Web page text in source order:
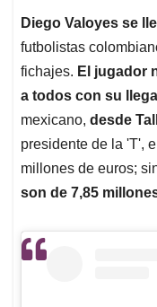
Diego Valoyes se
futbolistas
fichajes. El jugador
a todos con su
mexicano, desde
presidente de la 'T',
millones de euros;
son de 7,85